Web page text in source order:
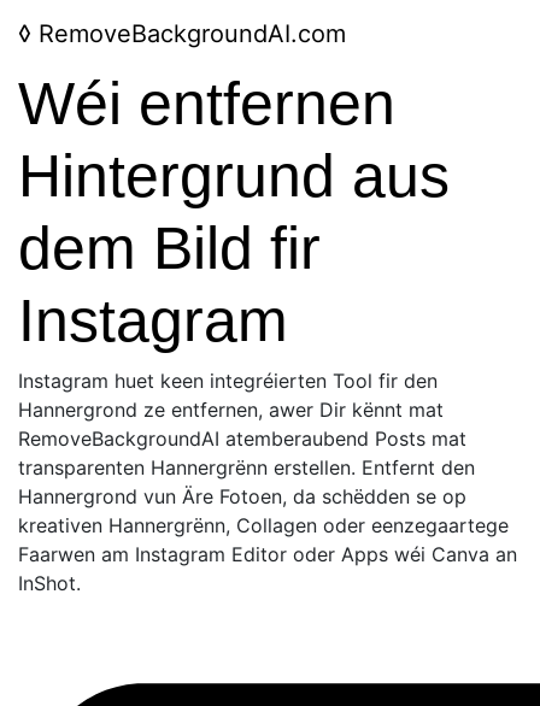
◊ RemoveBackgroundAI.com
Wéi entfernen
Hintergrund aus
dem Bild fir
Instagram
Instagram huet keen integréierten Tool fir den
Hannergrond ze entfernen, awer Dir kënnt mat
RemoveBackgroundAI atemberaubend Posts mat
transparenten Hannergrënn erstellen. Entfernt den
Hannergrond vun Äre Fotoen, da schëdden se op
kreativen Hannergrënn, Collagen oder eenzegaartege
Faarwen am Instagram Editor oder Apps wéi Canva an
InShot.